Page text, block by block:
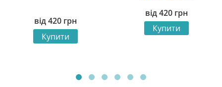
від420 грн
Купити
від420 грн
Купити